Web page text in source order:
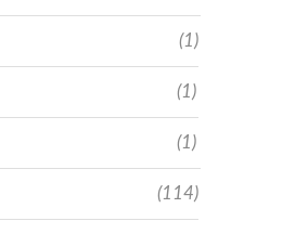
(1)
(1)
(1)
(114)